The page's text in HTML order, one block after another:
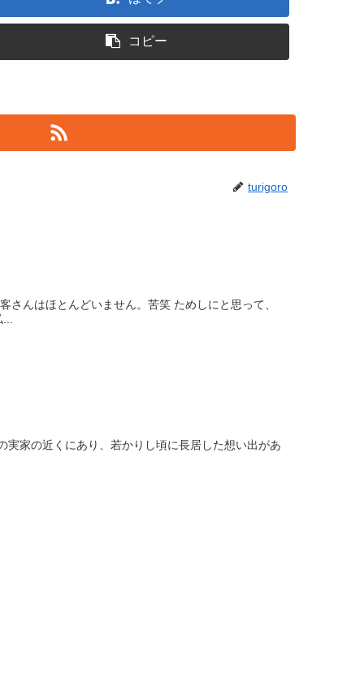
コピー
turigoro
んはほとんどいません。苦笑 ためしにと思って、
家の近くにあり、若かりし頃に長居した想い出があ